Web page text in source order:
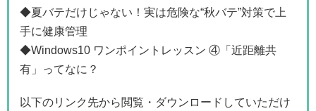
◆夏バテだけじゃない！実は危険な“秋バテ”対策で上
手に健康管理
◆Windows10 ワンポイントレッスン ④「近距離共
有」ってなに？
以下のリンク先から閲覧・ダウンロードしていただけ